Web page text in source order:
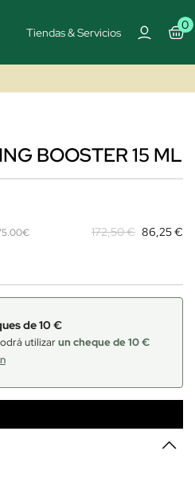
Tiendas & Servicios
0
BOOSTER 15 ML
172,50 € 86,25 €
de 10 €
utilizarun cheque de 10 €